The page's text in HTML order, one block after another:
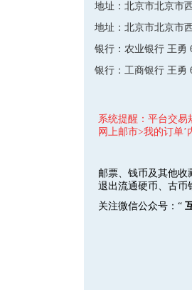
地址：北京市北京市
地址：北京市北京市
银行：农业银行 王勇
银行：工商银行 王勇
系统提醒：平台交易
网上邮市>我的订单’
邮票、钱币及其他收
退出流通硬币、古币
关注微信公众号：“